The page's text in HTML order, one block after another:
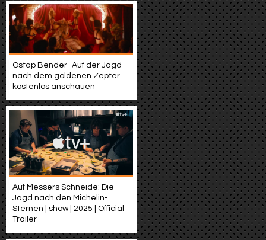
Ostap Bender- Auf der Jagd
nach dem goldenen Zepter
kostenlos anschauen
Auf Messers Schneide: Die
Jagd nach den Michelin-
Sternen | show | 2025 | Official
Trailer